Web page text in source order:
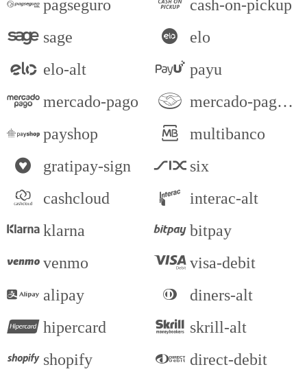
pagseguro
cash-on-pickup
sage
elo
elo-alt
payu
mercado-pago
mercado-pago-sign
payshop
multibanco
gratipay-sign
six
cashcloud
interac-alt
klarna
bitpay
venmo
visa-debit
alipay
diners-alt
hipercard
skrill-alt
shopify
direct-debit